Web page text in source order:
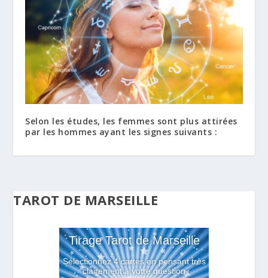
Selon les études, les femmes sont plus attirées
par les hommes ayant les signes suivants :
TAROT DE MARSEILLE